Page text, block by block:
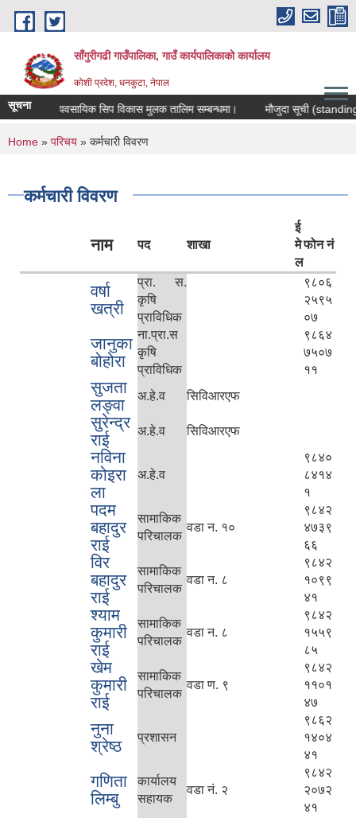
Skip to main content
साँगुरीगढी गाउँपालिका, गाउँ कार्यपालिकाको कार्यालय
कोशी प्रदेश, धनकुटा, नेपाल
सूचनाव्यवसायिक सिप विकास मुलक तालिम सम्बन्धमा। मौजुदा सूची (standing
You are here
Home » परिचय » कर्मचारी विवरण
कर्मचारी विवरण
नाम पद शाखा
ई
मे
ल
फोन नं
वर्षा
खत्री
प्रा. स.
कृषि
प्राविधिक
९८०६
२५९५
०७
जानुका
बोहोरा
ना.प्रा.स
कृषि
प्राविधिक
९८६४
७५०७
११
सुजता
लङ्वा
अ.हे.व सिविआरएफ
सुरेन्द्र
राई
अ.हे.व सिविआरएफ
नविना
कोइरा
ला
अ.हे.व
९८४०
८४१४
१
पदम
बहादुर
राई
सामाकिक
परिचालक
वडा न. १०
९८४२
४७३९
६६
विर
बहादुर
राई
सामाकिक
परिचालक
वडा न. ८
९८४२
१०९९
४१
श्याम
कुमारी
राई
सामाकिक
परिचालक
वडा न. ८
९८४२
१५५९
८५
खेम
कुमारी
राई
सामाकिक
परिचालक
वडा ण. ९
९८४२
११०१
४७
नुना
श्रेष्ठ
प्रशासन
९८६२
१४०४
४१
गणिता
लिम्बु
कार्यालय
सहायक
वडा नं. २
९८४२
२०७२
४१